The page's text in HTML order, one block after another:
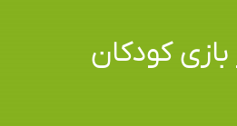
کودکان